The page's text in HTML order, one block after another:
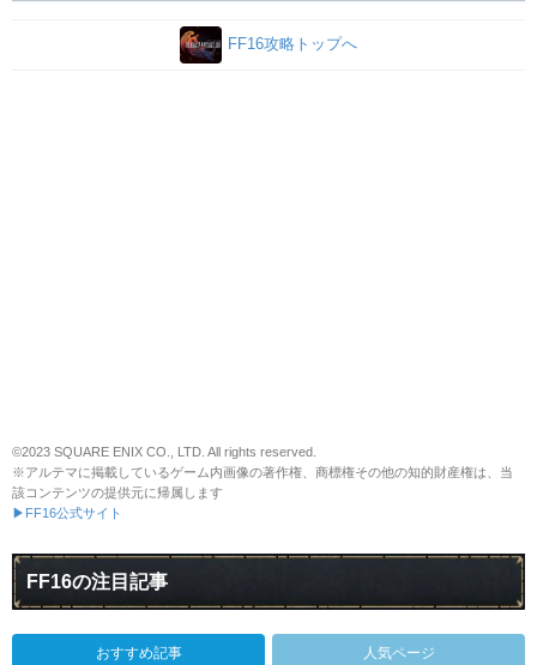
FF16攻略トップへ
©2023 SQUARE ENIX CO., LTD. All rights reserved.
※アルテマに掲載しているゲーム内画像の著作権、商標権その他の知的財産権は、当
該コンテンツの提供元に帰属します
▶FF16公式サイト
FF16の注目記事
おすすめ記事 人気ページ